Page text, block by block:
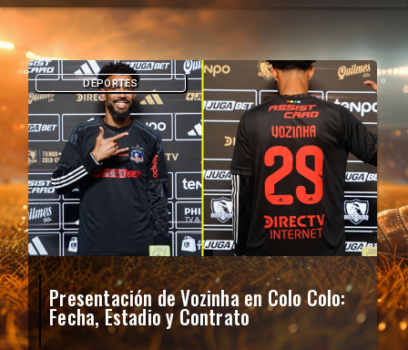
Presentación de Vozinha en Colo Colo:
Fecha, Estadio y Contrato
DEPORTES